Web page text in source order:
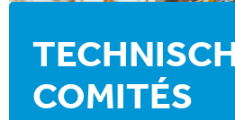
COMITÉS